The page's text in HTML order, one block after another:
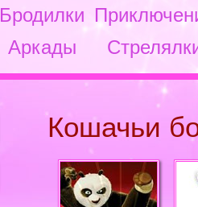
Бродилки
Аркады
Кошачьи